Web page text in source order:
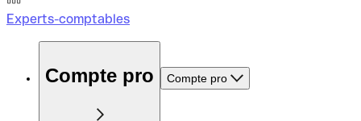
Experts-comptables
Compte pro Compte pro